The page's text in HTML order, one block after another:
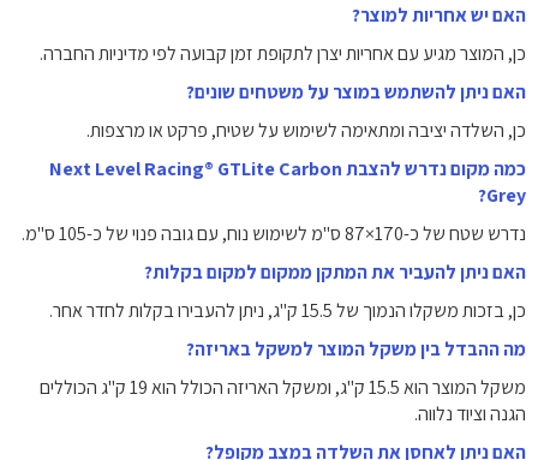
האם יש אחריות למוצר?
כן, המוצר מגיע עם אחריות יצרן לתקופת זמן קבועה לפי מדיניות החברה.
האם ניתן להשתמש במוצר על משטחים שונים?
כן, השלדה יציבה ומתאימה לשימוש על שטיח, פרקט או מרצפות.
כמה מקום נדרש להצבת Next Level Racing® GTLite Carbon
Grey?
נדרש שטח של כ-170×87 ס"מ לשימוש נוח, עם גובה פנוי של כ-105 ס"מ.
האם ניתן להעביר את המתקן ממקום למקום בקלות?
כן, בזכות משקלו הנמוך של 15.5 ק"ג, ניתן להעבירו בקלות לחדר אחר.
מה ההבדל בין משקל המוצר למשקל באריזה?
משקל המוצר הוא 15.5 ק"ג, ומשקל האריזה הכולל הוא 19 ק"ג הכוללים
הגנה וציוד נלווה.
האם ניתן לאחסן את השלדה במצב מקופל?